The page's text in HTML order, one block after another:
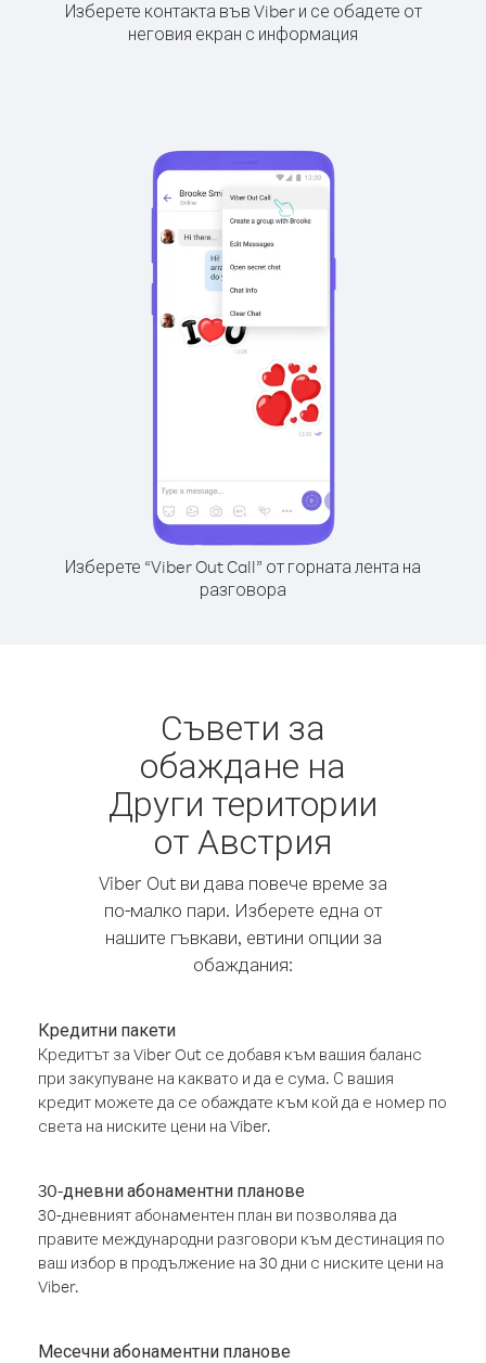
Изберете контакта във Viber и се обадете от
неговия екран с информация
Изберете “Viber Out Call” от горната лента на
разговора
Съвети за
обаждане на
Други територии
от Австрия
Viber Out ви дава повече време за
по-малко пари. Изберете една от
нашите гъвкави, евтини опции за
обаждания:
Кредитни пакети
Кредитът за Viber Out се добавя към вашия баланс
при закупуване на каквато и да е сума. С вашия
кредит можете да се обаждате към кой да е номер по
света на ниските цени на Viber.
30-дневни абонаментни планове
30-дневният абонаментен план ви позволява да
правите международни разговори към дестинация по
ваш избор в продължение на 30 дни с ниските цени на
Viber.
Месечни абонаментни планове